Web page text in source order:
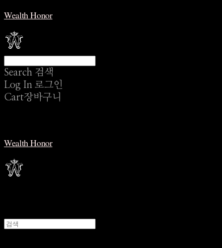
Wealth Honor
Search 검색
Log In 로그인
Cart장바구니
Wealth Honor